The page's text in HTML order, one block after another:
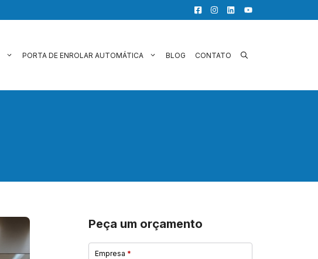
PORTA DE ENROLAR AUTOMÁTICA BLOG CONTATO
Peça um orçamento
Empresa *